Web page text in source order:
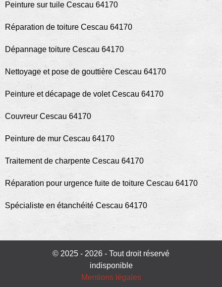
Peinture sur tuile Cescau 64170
Réparation de toiture Cescau 64170
Dépannage toiture Cescau 64170
Nettoyage et pose de gouttière Cescau 64170
Peinture et décapage de volet Cescau 64170
Couvreur Cescau 64170
Peinture de mur Cescau 64170
Traitement de charpente Cescau 64170
Réparation pour urgence fuite de toiture Cescau 64170
Spécialiste en étanchéité Cescau 64170
© 2025 - 2026 - Tout droit réservé
indisponible
Mentions légales